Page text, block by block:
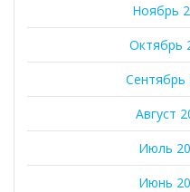
Ноябрь
Октябрь
Сентябрь
Август
Июль
Июнь